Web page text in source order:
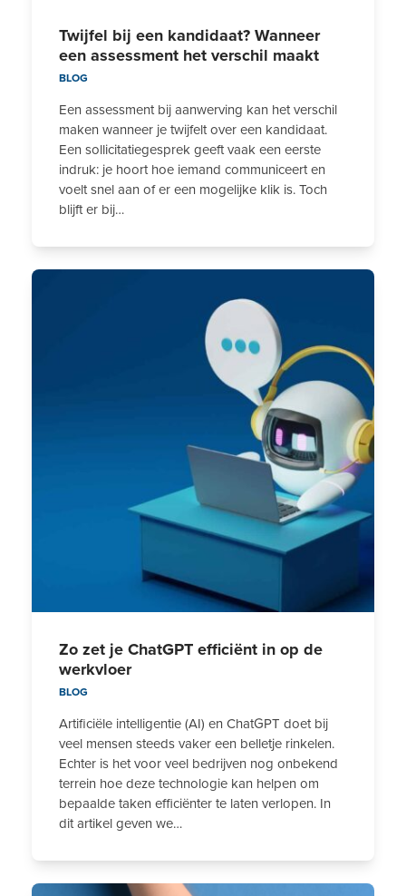
Twijfel bij een kandidaat? Wanneer
een assessment het verschil maakt
BLOG
Een assessment bij aanwerving kan het verschil
maken wanneer je twijfelt over een kandidaat.
Een sollicitatiegesprek geeft vaak een eerste
indruk: je hoort hoe iemand communiceert en
voelt snel aan of er een mogelijke klik is. Toch
blijft er bij…
Zo zet je ChatGPT efficiënt in op de
werkvloer
BLOG
Artificiële intelligentie (AI) en ChatGPT doet bij
veel mensen steeds vaker een belletje rinkelen.
Echter is het voor veel bedrijven nog onbekend
terrein hoe deze technologie kan helpen om
bepaalde taken efficiënter te laten verlopen. In
dit artikel geven we…